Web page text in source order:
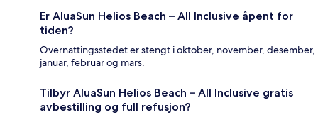
Er AluaSun Helios Beach – All Inclusive åpent for
tiden?
Overnattingsstedet er stengt i oktober, november, desember,
januar, februar og mars.
Tilbyr AluaSun Helios Beach – All Inclusive gratis
avbestilling og full refusjon?